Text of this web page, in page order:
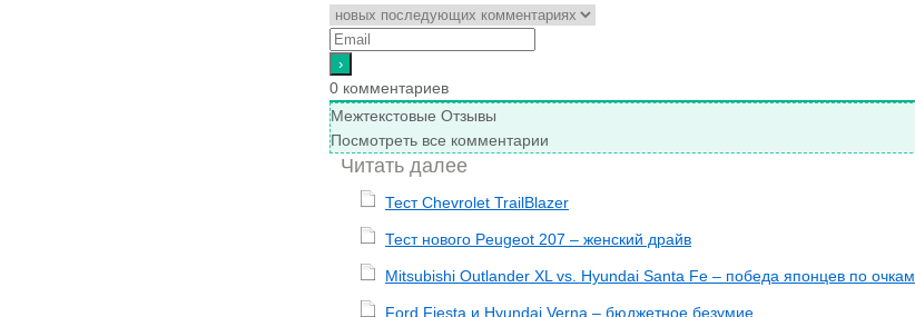
0 комментариев
Межтекстовые Отзывы
Посмотреть все комментарии
Читать далее
Тест Chevrolet TrailBlazer
Тест нового Peugeot 207 – женский драйв
Mitsubishi Outlander XL vs. Hyundai Santa Fe – победа японцев по очкам
Ford Fiesta и Hyundai Verna – бюджетное безумие